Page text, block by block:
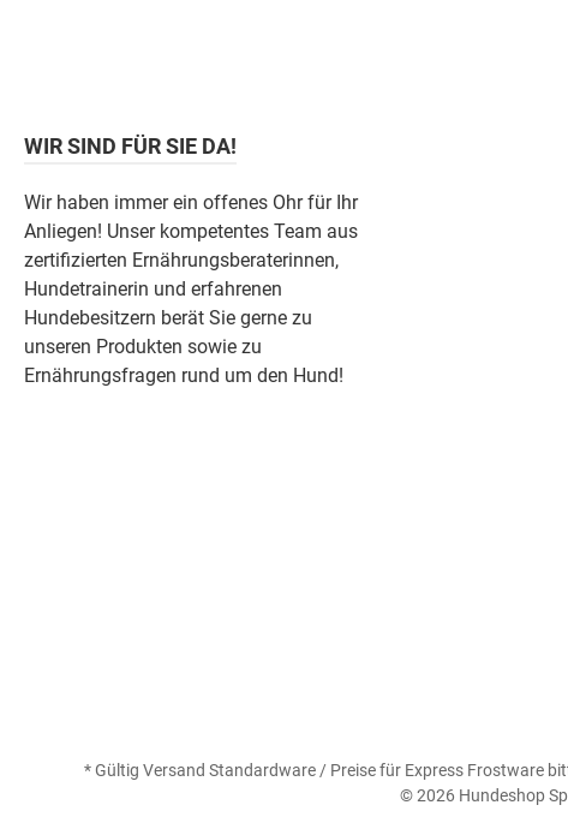
WIR SIND FÜR SIE DA!
Wir haben immer ein offenes Ohr für Ihr
Anliegen! Unser kompetentes Team aus
zertifizierten Ernährungsberaterinnen,
Hundetrainerin und erfahrenen
Hundebesitzern berät Sie gerne zu
unseren Produkten sowie zu
Ernährungsfragen rund um den Hund!
* Gültig Versand Standardware / Preise für Express Frostware
© 2026 Hundeshop